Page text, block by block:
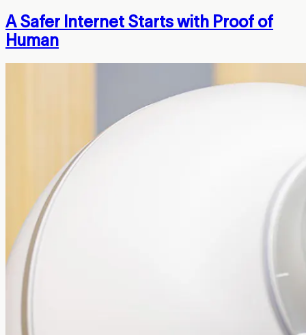
A Safer Internet Starts with Proof of
Human